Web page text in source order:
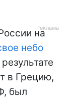
на
небо
в Грецию,
был